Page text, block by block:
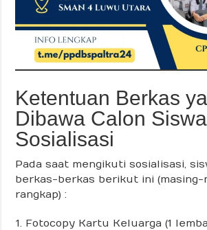
Ketentuan Berkas
Dibawa Calon
Sosialisasi
Pada saat mengikuti sosialisasi,
berkas-berkas berikut ini (masing-
rangkap) :
Fotocopy Kartu Keluarga (1